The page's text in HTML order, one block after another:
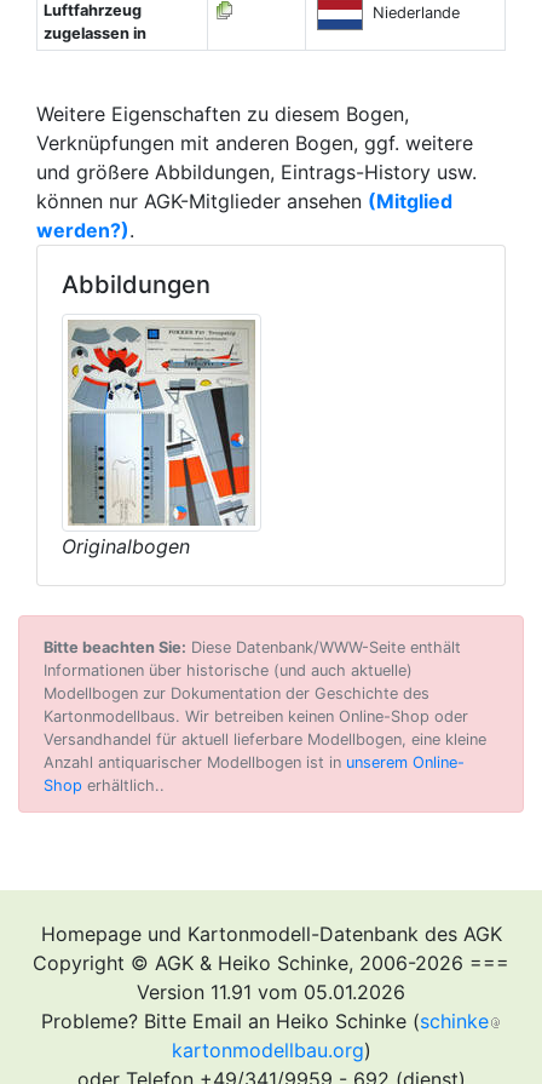
Luftfahrzeug
zugelassen in
Niederlande
Weitere Eigenschaften zu diesem Bogen,
Verknüpfungen mit anderen Bogen, ggf. weitere
und größere Abbildungen, Eintrags-History usw.
können nur AGK-Mitglieder ansehen (Mitglied
werden?).
Abbildungen
Originalbogen
Bitte beachten Sie: Diese Datenbank/WWW-Seite enthält
Informationen über historische (und auch aktuelle)
Modellbogen zur Dokumentation der Geschichte des
Kartonmodellbaus. Wir betreiben keinen Online-Shop oder
Versandhandel für aktuell lieferbare Modellbogen, eine kleine
Anzahl antiquarischer Modellbogen ist in unserem Online-
Shop erhältlich..
Homepage und Kartonmodell-Datenbank des AGK
Copyright © AGK & Heiko Schinke, 2006-2026 ===
Version 11.91 vom 05.01.2026
Probleme? Bitte Email an Heiko Schinke (schinke
kartonmodellbau.org)
oder Telefon +49/341/9959 - 692 (dienst)